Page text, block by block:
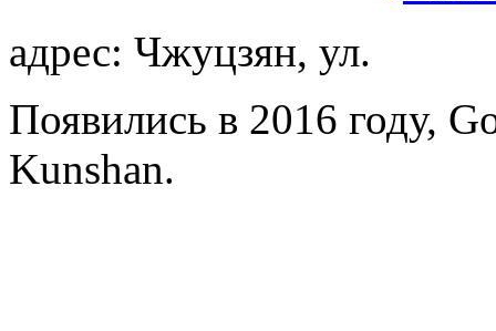
адрес: Чжуцзян, ул.
Появились в 2016 году,
Kunshan.